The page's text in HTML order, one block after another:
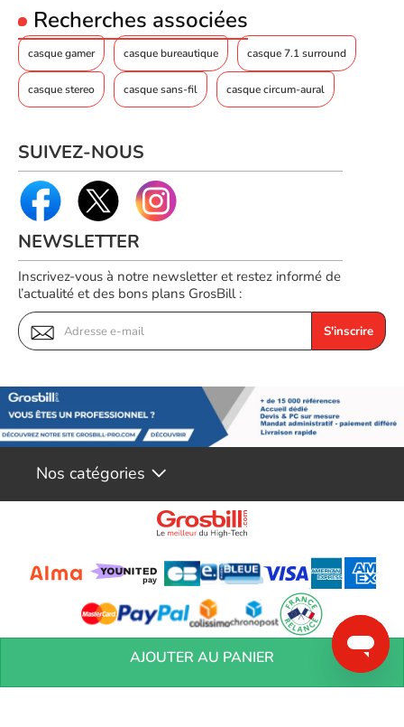
AJOUTER AU PANIER
Recherches associées
casque gamer casque bureautique casque 7.1 surround
casque stereo casque sans-fil casque circum-aural
SUIVEZ-NOUS
NEWSLETTER
Inscrivez-vous à notre newsletter et restez informé de
l’actualité et des bons plans GrosBill :
S'inscrire
Nos catégories
Conditions générales de réservation Conditions générales de vente
Mentions
Vos informations personnelles Préférences Cookies
Aide &